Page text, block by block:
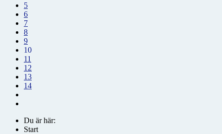
5
6
7
8
9
10
11
12
13
14
Du är här:
Start